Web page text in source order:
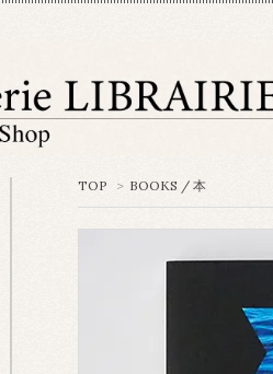
TOP > BOOKS / 本